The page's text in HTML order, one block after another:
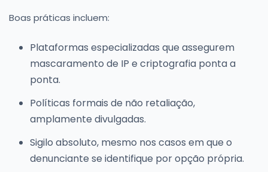
Boas práticas incluem:
Plataformas especializadas que assegurem
mascaramento de IP e criptografia ponta a
ponta.
Políticas formais de não retaliação,
amplamente divulgadas.
Sigilo absoluto, mesmo nos casos em que o
denunciante se identifique por opção própria.